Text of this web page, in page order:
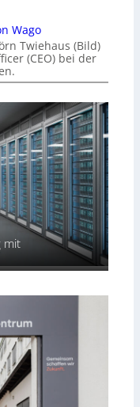
Wago
Twiehaus (Bild)
(CEO) bei der
mit